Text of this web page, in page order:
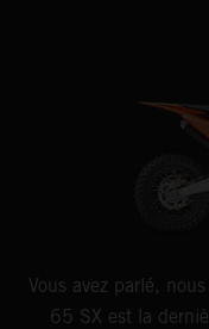
Vous avez parlé,
65 SX est la